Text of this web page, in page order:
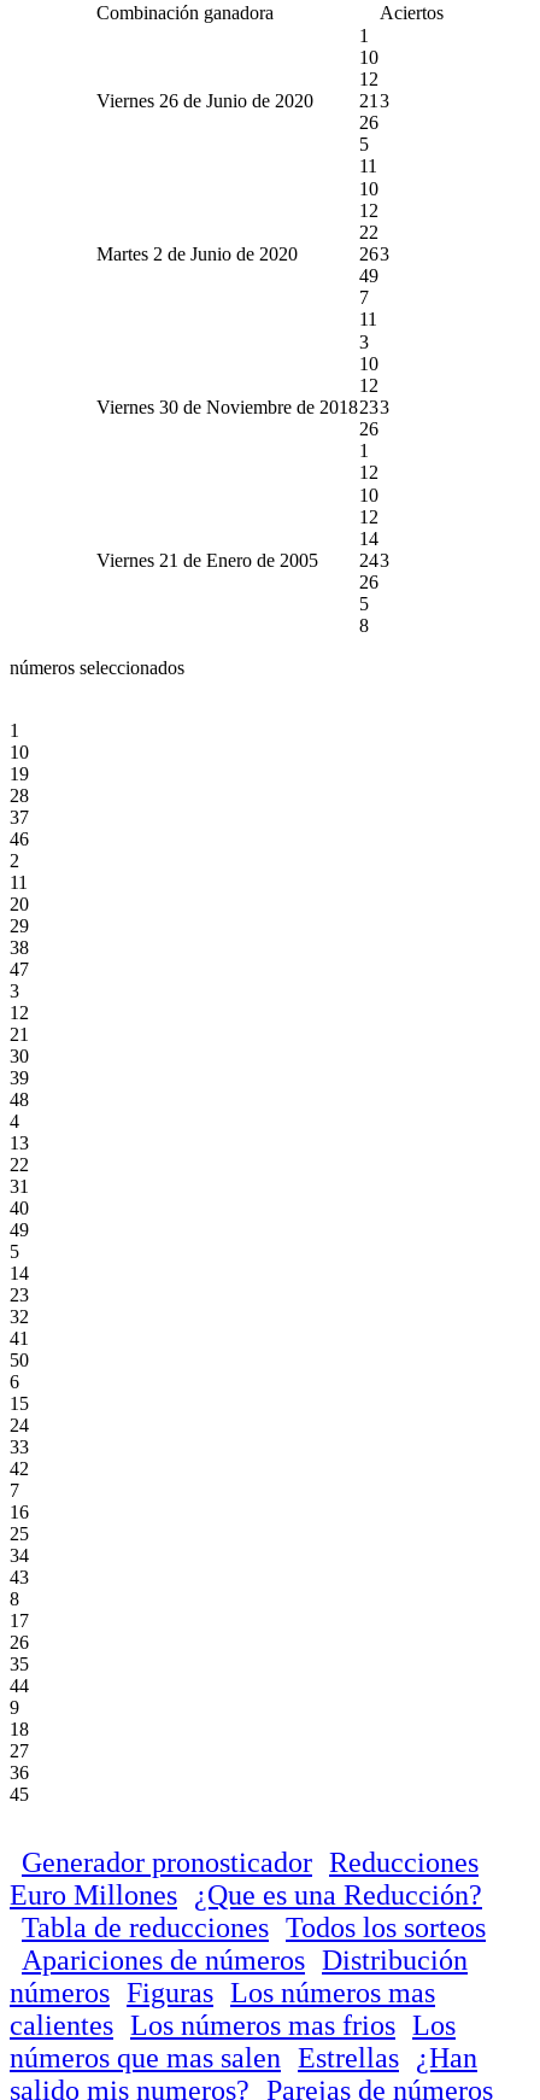
Combinación ganadora Aciertos
Viernes 26 de Junio de 2020
1
10
12
21
26
5
11
3
Martes 2 de Junio de 2020
10
12
22
26
49
7
11
3
Viernes 30 de Noviembre de 2018
3
10
12
23
26
1
12
3
Viernes 21 de Enero de 2005
10
12
14
24
26
5
8
3
números seleccionados
1
10
19
28
37
46
2
11
20
29
38
47
3
12
21
30
39
48
4
13
22
31
40
49
5
14
23
32
41
50
6
15
24
33
42
7
16
25
34
43
8
17
26
35
44
9
18
27
36
45
Generador pronosticador Reducciones
Euro Millones
¿Que es una Reducción?
Tabla de reducciones Todos los sorteos
Apariciones de números Distribución
números Figuras Los números mas
calientes Los números mas frios Los
números que mas salen Estrellas
¿Han
salido mis numeros? Parejas de números